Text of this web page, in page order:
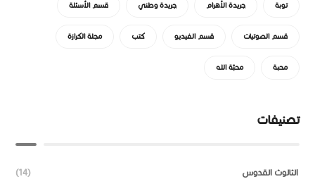
توبة جريدة الأهرام جريدة وطني قسم الأسئلة
قسم الصوتيات قسم الفيديو كتب مجلة الكرازة
محبة محبّة الله
تصنيفات
الثالوث القدوس (14)